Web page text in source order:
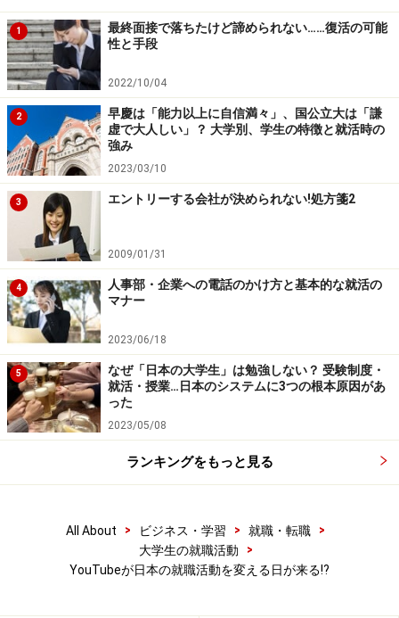
1
最終面接で落ちたけど諦められない……復活の可能
性と手段
2022/10/04
2
早慶は「能力以上に自信満々」、国公立大は「謙
虚で大人しい」？ 大学別、学生の特徴と就活時の
強み
2023/03/10
3 エントリーする会社が決められない!処方箋2
2009/01/31
4
人事部・企業への電話のかけ方と基本的な就活の
マナー
2023/06/18
5
なぜ「日本の大学生」は勉強しない？ 受験制度・
就活・授業…日本のシステムに3つの根本原因があ
った
2023/05/08
ランキングをもっと見る
All About > ビジネス・学習 > 就職・転職
>
大学生の就職活動
>
YouTubeが日本の就職活動を変える日が来る!?